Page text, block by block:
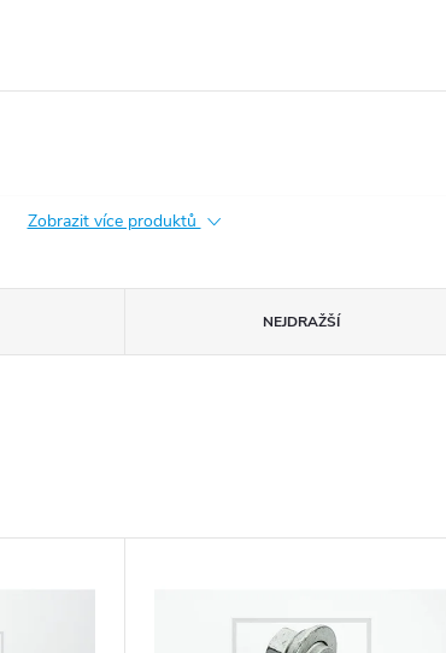
Zobrazit více produktů
NEJDRAŽŠÍ